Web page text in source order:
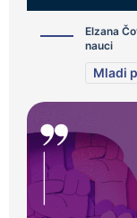
Elzana
nauci
Mladi